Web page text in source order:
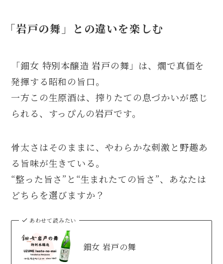
「岩戸の舞」との違いを楽しむ
「鈿女 特別本醸造 岩戸の舞」は、燗で真価を
発揮する昭和の旨口。
一方この生原酒は、搾りたての息づかいが感じ
られる、すっぴんの岩戸です。
骨太さはそのままに、やわらかな刺激と野趣あ
る旨味が生きている。
“整った旨さ”と“生まれたての旨さ”、あなたは
どちらを選びますか？
あわせて読みたい
鈿女 岩戸の舞